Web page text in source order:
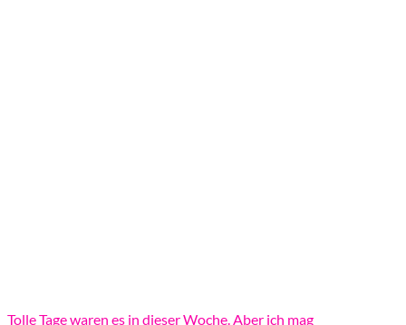
Tolle Tage waren es in dieser Woche. Aber ich mag